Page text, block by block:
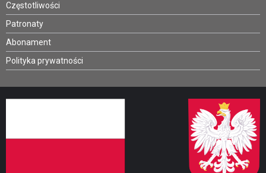
Częstotliwości
Patronaty
Abonament
Polityka prywatności